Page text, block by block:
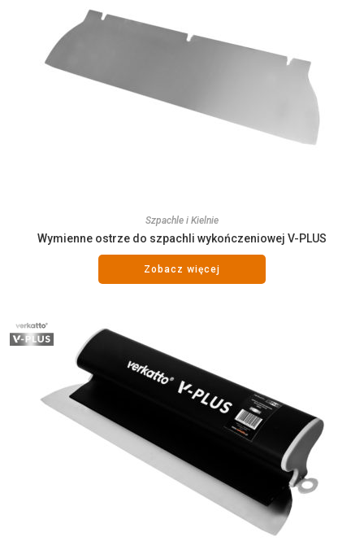
Szpachle i Kielnie
Wymienne ostrze do szpachli wykończeniowej V-PLUS
Zobacz więcej